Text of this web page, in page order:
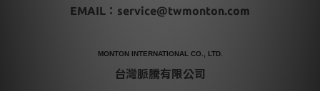
EMAIL： service@twmonton.com
MONTON INTERNATIONAL CO., LTD.
台灣脈騰有限公司